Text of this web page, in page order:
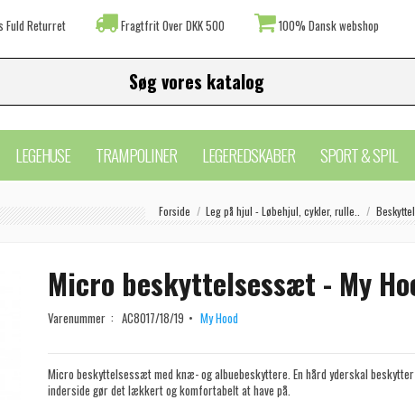
Fuld Returret Fragtfrit Over DKK 500
100% Dansk webshop
LEGEHUSE TRAMPOLINER LEGEREDSKABER SPORT & SPIL
Forside Leg på hjul - Løbehjul, cykler, rulle..
Micro beskyttelsessæt - My
Varenummer : AC8017/18/19 My Hood
Micro beskyttelsessæt med knæ- og albuebeskyttere. En hård yderskal
inderside gør det lækkert og komfortabelt at have på.